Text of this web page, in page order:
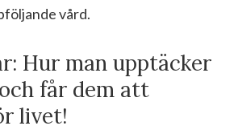
vård.
Hur man upptäcker
får dem att
livet!